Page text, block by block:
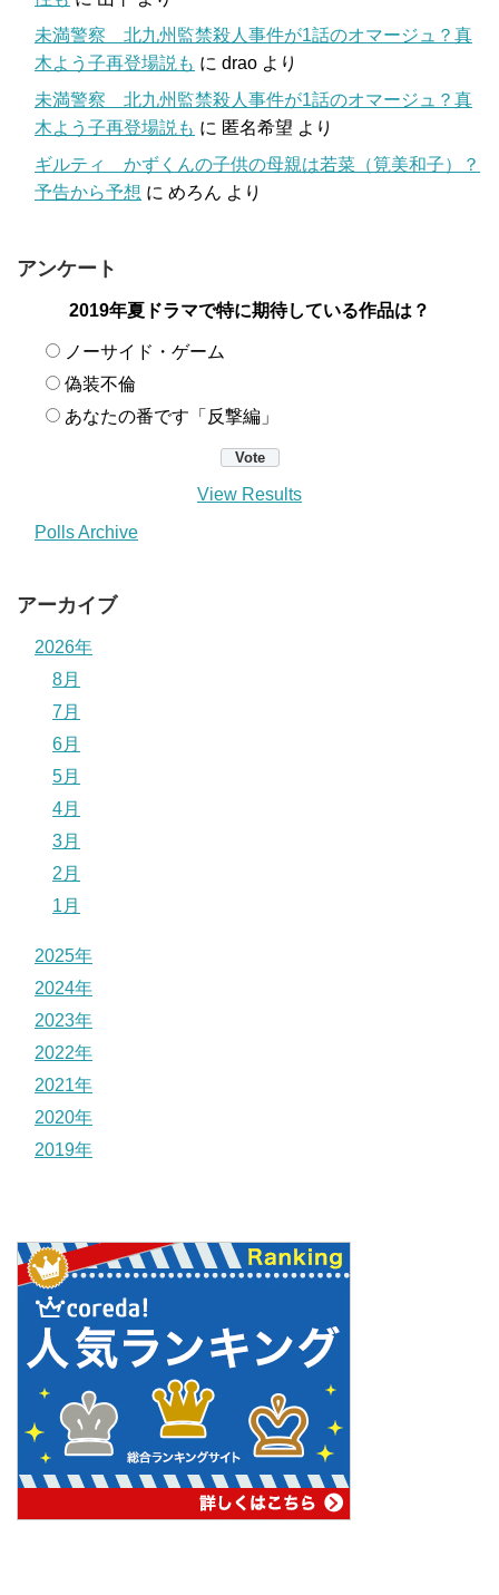
未満警察 北九州監禁殺人事件が1話のオマージュ？真
木よう子再登場説も に drao より
未満警察 北九州監禁殺人事件が1話のオマージュ？真
木よう子再登場説も に 匿名希望 より
ギルティ かずくんの子供の母親は若菜（筧美和子）？
予告から予想 に めろん より
アンケート
2019年夏ドラマで特に期待している作品は？
ノーサイド・ゲーム
偽装不倫
あなたの番です「反撃編」
View Results
Polls Archive
アーカイブ
2026年
8月
7月
6月
5月
4月
3月
2月
1月
2025年
2024年
2023年
2022年
2021年
2020年
2019年